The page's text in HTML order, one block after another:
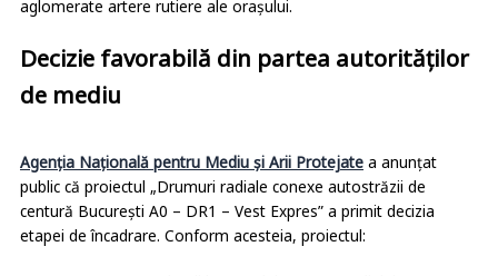
aglomerate artere rutiere ale orașului.
Decizie favorabilă din partea autorităților
de mediu
Agenția Națională pentru Mediu și Arii Protejate a anunțat
public că proiectul „Drumuri radiale conexe autostrăzii de
centură București A0 – DR1 – Vest Expres” a primit decizia
etapei de încadrare. Conform acesteia, proiectul: